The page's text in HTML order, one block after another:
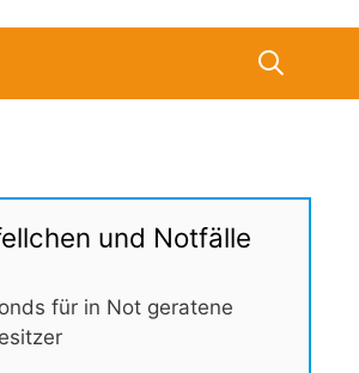
und Notfälle
für in Not geratene